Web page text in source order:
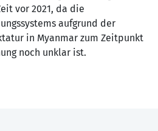
vor 2021, da die
aufgrund der
in Myanmar zum Zeitpunkt
noch unklar ist.